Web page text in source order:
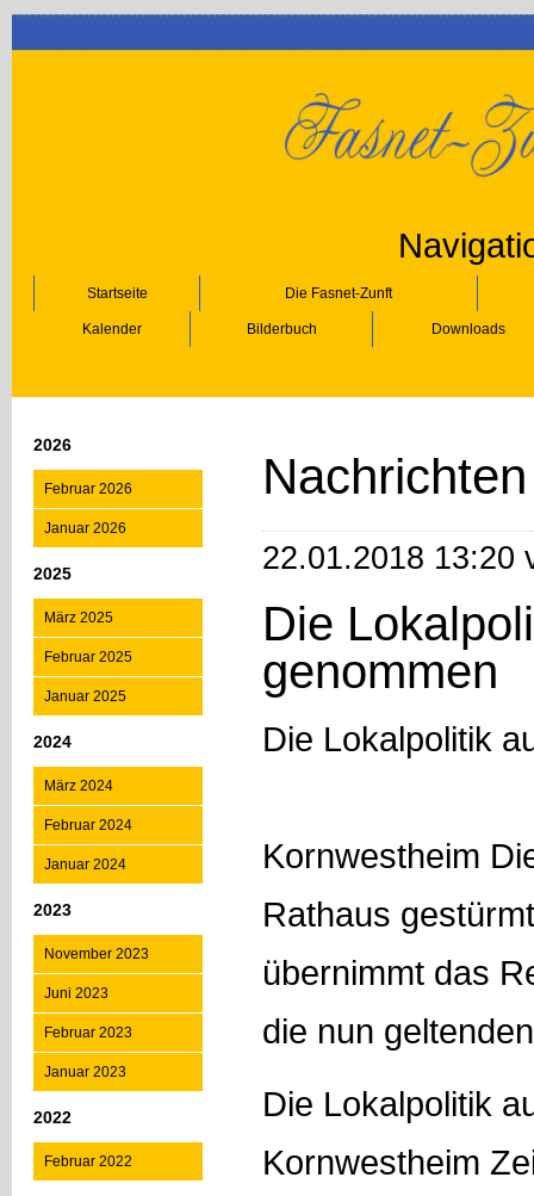
Startseite Die Fasnet-Zunft
Kalender Bilderbuch Downloads
2026
Februar 2026
Januar 2026
2025
März 2025
Februar 2025
Januar 2025
2024
März 2024
Februar 2024
Januar 2024
2023
November 2023
Juni 2023
Februar 2023
Januar 2023
2022
Februar 2022
22.01.2018 13:20
Die
genommen
Die Lokalpolitik
Kornwestheim
Rathaus
übernimmt das
die nun
Die Lokalpolitik
Kornwestheim